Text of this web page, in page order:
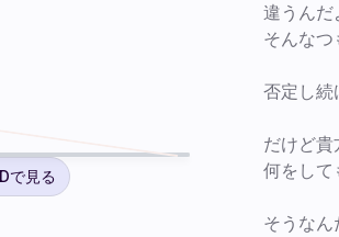
で見る
違うんだ
そんなつ
否定し続
だけど
何をして
そうなん